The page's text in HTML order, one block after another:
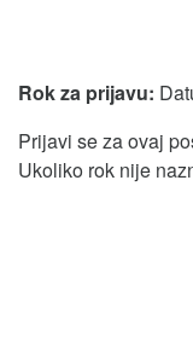
Rok za prijavu:
Prijavi se za ovaj
Ukoliko rok nije